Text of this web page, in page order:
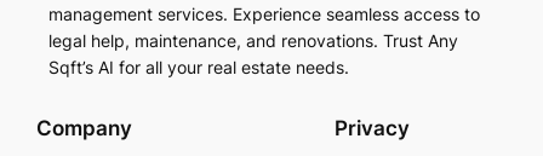
management services. Experience seamless access to
legal help, maintenance, and renovations. Trust Any
Sqft’s AI for all your real estate needs.
Company Privacy